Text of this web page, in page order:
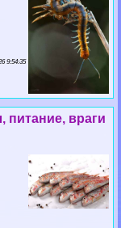
9:54:35
питание, враги